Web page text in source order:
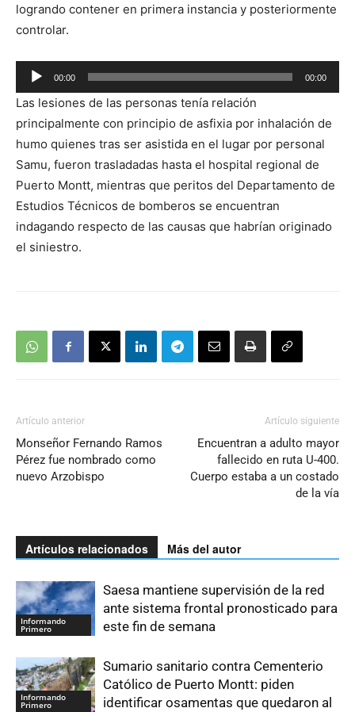
logrando contener en primera instancia y posteriormente
controlar.
Reproductor
de
audio
00:00 00:00
Las lesiones de las personas tenía relación
principalmente con principio de asfixia por inhalación de
humo quienes tras ser asistida en el lugar por personal
Samu, fueron trasladadas hasta el hospital regional de
Puerto Montt, mientras que peritos del Departamento de
Estudios Técnicos de bomberos se encuentran
indagando respecto de las causas que habrían originado
el siniestro.
Artículo anterior
Monseñor Fernando Ramos
Pérez fue nombrado como
nuevo Arzobispo
Artículo siguiente
Encuentran a adulto mayor
fallecido en ruta U-400.
Cuerpo estaba a un costado
de la vía
Artículos relacionados Más del autor
Informando
Primero
Saesa mantiene supervisión de la red
ante sistema frontal pronosticado para
este fin de semana
Informando
Primero
Sumario sanitario contra Cementerio
Católico de Puerto Montt: piden
identificar osamentas que quedaron al